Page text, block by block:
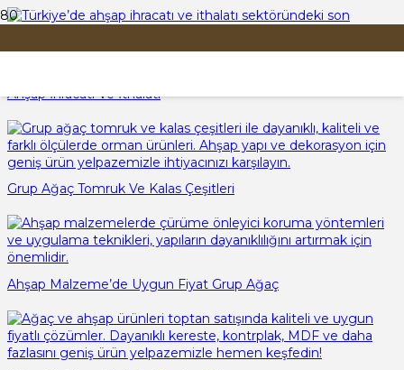
Ahşap İhracatı Ve İthalatı
Grup Ağaç Tomruk Ve Kalas Çeşitleri
Ahşap Malzeme’de Uygun Fiyat Grup Ağaç